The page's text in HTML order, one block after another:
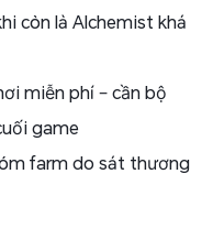
còn là Alchemist khá
miễn phí – cần bộ
game
farm do sát thương